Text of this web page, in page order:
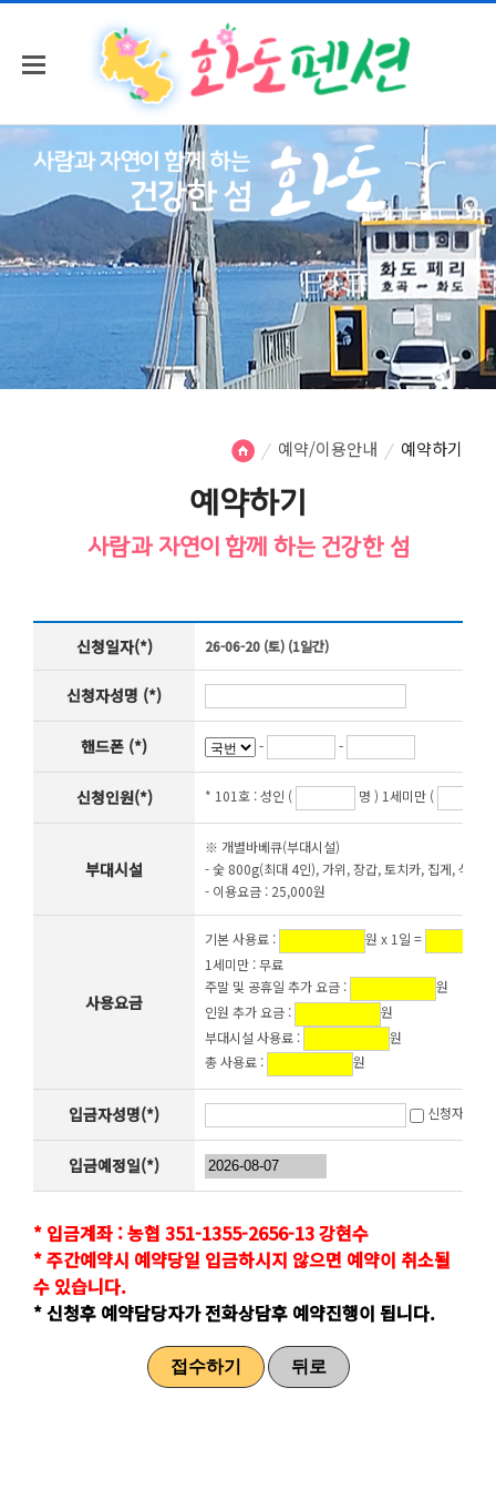
예약/이용안내 예약하기
예약하기
사람과 자연이 함께 하는 건강한 섬
신청일자(*) 26-06-20 (토) (1일간)
신청자성명 (*)
핸드폰 (*) - -
신청인원(*) * 101호 :성인 ( 명 ) 1세미만 (
부대시설
※ 개별바베큐(부대시설)
- 숯 800g(최대 4인), 가위, 장갑, 토치카, 집게, 석쇠,
- 이용요금 : 25,000원
사용요금
기본 사용료 :
원 x 1일 =
1세미만 : 무료
주말 및 공휴일 추가 요금 :
원
인원 추가 요금 :
원
부대시설 사용료 :
원
총 사용료 :
원
입금자성명(*) 신청자와 동
입금예정일(*)
* 입금계좌 : 농협 351-1355-2656-13 강현수
* 주간예약시 예약당일 입금하시지 않으면 예약이 취소될
수 있습니다.
* 신청후 예약담당자가 전화상담후 예약진행이 됩니다.